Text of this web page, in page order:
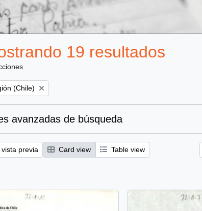
19 resultados
(Chile)
avanzadas de búsqueda
previa Card view Table view